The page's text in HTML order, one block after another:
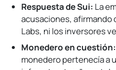
Respuesta de Sui: La
acusaciones, afirmando
Labs, ni los inversores
Monedero en cuestión:
monedero pertenecía a